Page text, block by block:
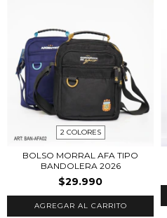
2 COLORES
BOLSO MORRAL AFA TIPO
BANDOLERA 2026
$29.990
AGREGAR AL CARRITO